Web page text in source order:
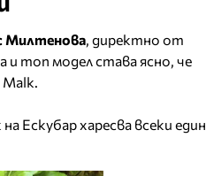
Милтенова , директно от
топ модел става ясно, че
Ескубар харесва всеки един